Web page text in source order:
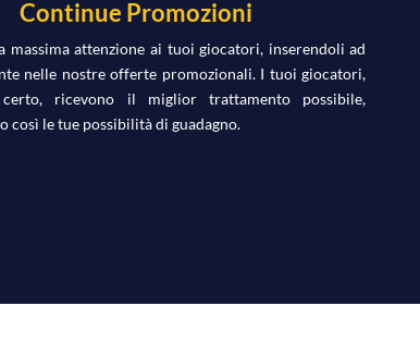
Continue Promozioni
massima attenzione ai tuoi giocatori, inserendoli ad
nelle nostre offerte promozionali. I tuoi giocatori,
ricevono il miglior trattamento possibile,
così le tue possibilità di guadagno.